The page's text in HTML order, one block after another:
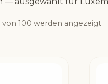
von 100 werden angezeigt